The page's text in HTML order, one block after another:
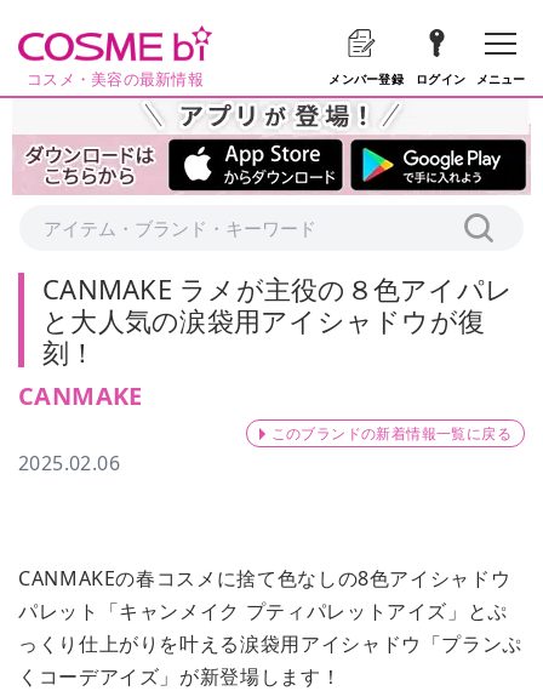
コスメ・美容の最新情報 メンバー登録 ログイン メニュー
CANMAKE ラメが主役の８色アイパレ
と大人気の涙袋用アイシャドウが復
刻！
CANMAKE
このブランドの新着情報一覧に戻る
2025.02.06
CANMAKEの春コスメに捨て色なしの8色アイシャドウ
パレット「キャンメイク プティパレットアイズ」とぷ
っくり仕上がりを叶える涙袋用アイシャドウ「プランぷ
くコーデアイズ」が新登場します！